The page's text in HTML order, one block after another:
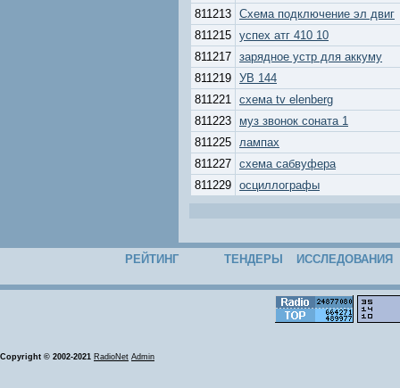
811213 Схема подключение эл двиг
811215 успех атг 410 10
811217 зарядное устр для аккуму
811219 УВ 144
811221 схема tv elenberg
811223
муз звонок соната 1
811225 лампах
811227 схема сабвуфера
811229 осциллографы
РЕЙТИНГ ТЕНДЕРЫ ИССЛЕДОВАНИЯ
Copyright © 2002-2021 RadioNet Admin